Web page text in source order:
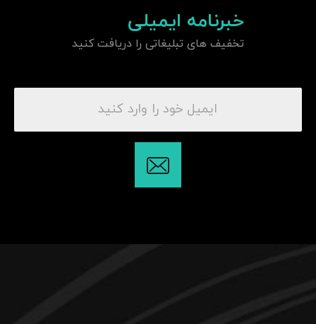
خبرنامه ایمیلی
تخفیف های تبلیغاتی را دریافت کنید